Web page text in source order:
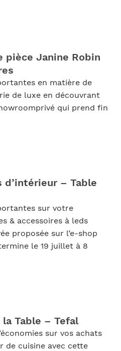
pièce Janine Robin
en matière de
de luxe en découvrant
qui prend fin
– Table
sur votre
& accessoires à leds
proposée sur l’e-shop
le 19 juillet à 8
Table – Tefal
sur vos achats
de cuisine avec cette